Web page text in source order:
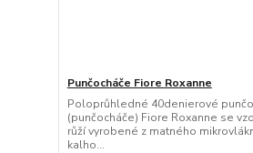
Punčocháče Fiore Roxanne
Poloprůhledné 40denierové
(punčocháče) Fiore Roxanne se
růží vyrobené z matného
kalho...